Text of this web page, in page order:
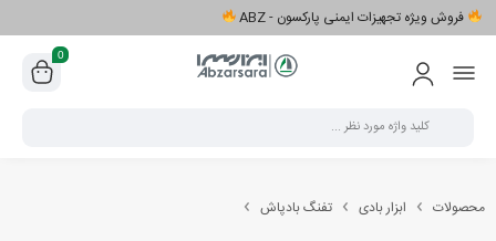
فروش ویژه تجهیزات ایمنی پارکسون - ABZ
0
محصولات ابزار بادی تفنگ بادپاش